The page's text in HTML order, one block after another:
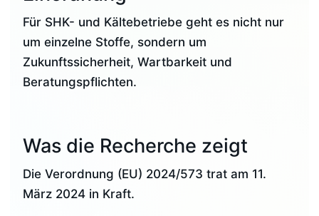
Für SHK- und Kältebetriebe geht es nicht nur
um einzelne Stoffe, sondern um
Zukunftssicherheit, Wartbarkeit und
Beratungspflichten.
Was die Recherche zeigt
Die Verordnung (EU) 2024/573 trat am 11.
März 2024 in Kraft.